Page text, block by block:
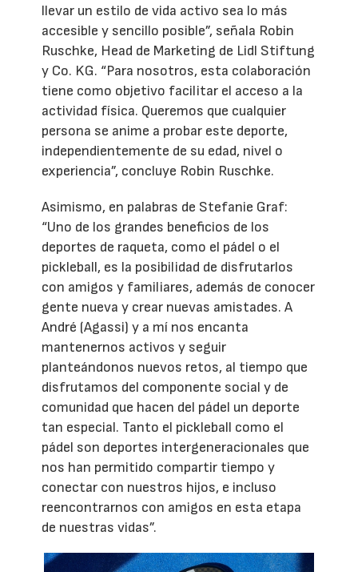
llevar un estilo de vida activo sea lo más
accesible y sencillo posible”, señala Robin
Ruschke, Head de Marketing de Lidl Stiftung
y Co. KG. “Para nosotros, esta colaboración
tiene como objetivo facilitar el acceso a la
actividad física. Queremos que cualquier
persona se anime a probar este deporte,
independientemente de su edad, nivel o
experiencia”, concluye Robin Ruschke.
Asimismo, en palabras de Stefanie Graf:
“Uno de los grandes beneficios de los
deportes de raqueta, como el pádel o el
pickleball, es la posibilidad de disfrutarlos
con amigos y familiares, además de conocer
gente nueva y crear nuevas amistades. A
André (Agassi) y a mí nos encanta
mantenernos activos y seguir
planteándonos nuevos retos, al tiempo que
disfrutamos del componente social y de
comunidad que hacen del pádel un deporte
tan especial. Tanto el pickleball como el
pádel son deportes intergeneracionales que
nos han permitido compartir tiempo y
conectar con nuestros hijos, e incluso
reencontrarnos con amigos en esta etapa
de nuestras vidas”.